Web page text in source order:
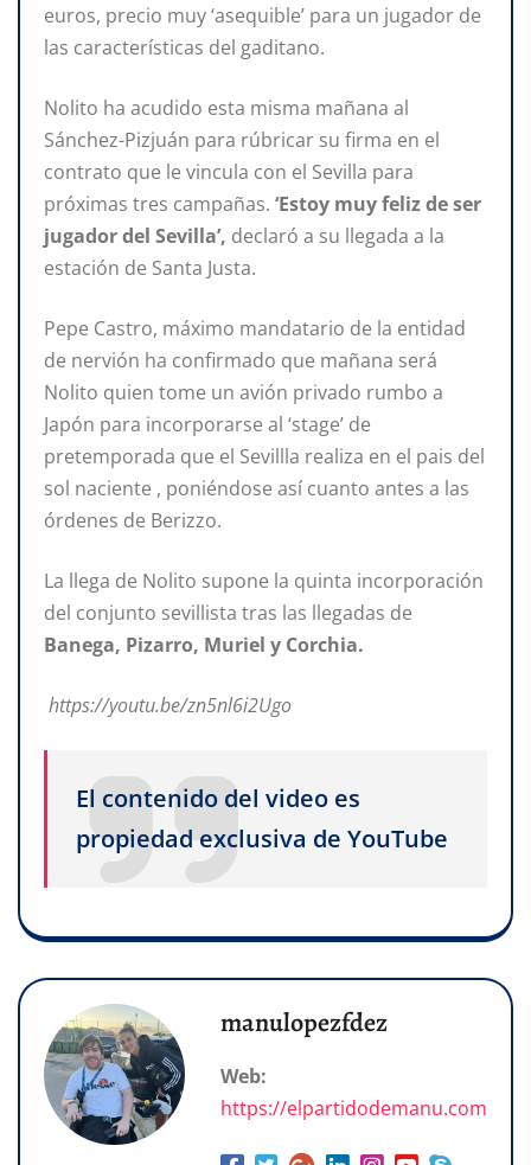
euros, precio muy ‘asequible’ para un jugador de
las características del gaditano.
Nolito ha acudido esta misma mañana al
Sánchez-Pizjuán para rúbricar su firma en el
contrato que le vincula con el Sevilla para
próximas tres campañas. ‘Estoy muy feliz de ser
jugador del Sevilla’, declaró a su llegada a la
estación de Santa Justa.
Pepe Castro, máximo mandatario de la entidad
de nervión ha confirmado que mañana será
Nolito quien tome un avión privado rumbo a
Japón para incorporarse al ‘stage’ de
pretemporada que el Sevillla realiza en el pais del
sol naciente , poniéndose así cuanto antes a las
órdenes de Berizzo.
La llega de Nolito supone la quinta incorporación
del conjunto sevillista tras las llegadas de
Banega, Pizarro, Muriel y Corchia.
https://youtu.be/zn5nl6i2Ugo
El contenido del video es
propiedad exclusiva de YouTube
manulopezfdez
Web:
https://elpartidodemanu.com